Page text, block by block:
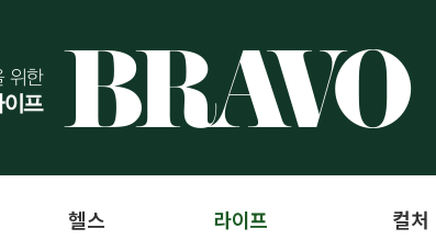
헬스 라이프 컬처